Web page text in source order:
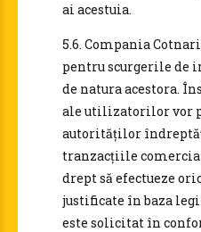
ai acestuia.
5.6. Compania
pentru scurgerile
de natura acestora.
ale utilizatorilor vor
autorităților
tranzacțiile
drept să efectueze
justificate în baza
este solicitat în